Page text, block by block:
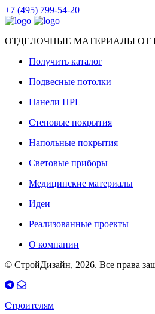
+7 (495) 799-54-20
ОТДЕЛОЧНЫЕ МАТЕРИАЛЫ ОТ
Получить каталог
Подвесные потолки
Панели HPL
Стеновые покрытия
Напольные покрытия
Световые приборы
Медицинские материалы
Идеи
Реализованные проекты
О компании
© СтройДизайн, 2026. Все права
Строителям